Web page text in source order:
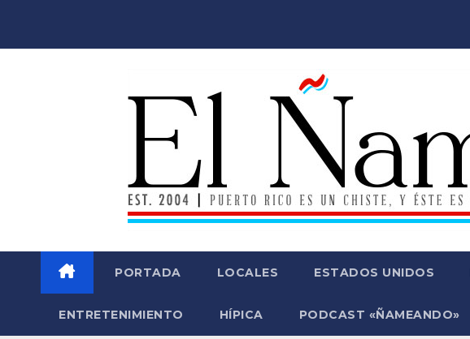
PORTADA LOCALES ESTADOS UNIDOS
ENTRETENIMIENTO HÍPICA PODCAST «ÑAMEANDO»